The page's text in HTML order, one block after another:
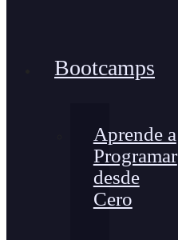
Bootcamps
Aprende a
Programar
desde
Cero